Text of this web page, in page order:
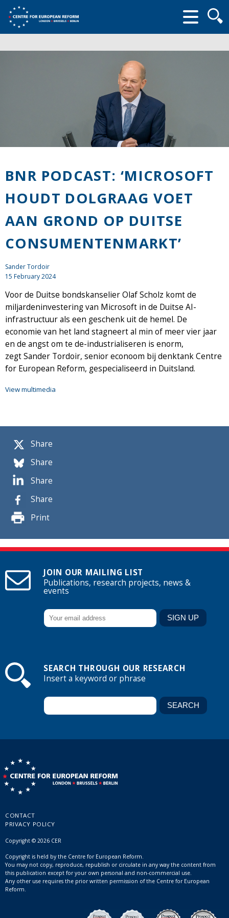
form
Share
Share
Share
Share
Print
BNR PODCAST: ‘MICROSOFT
HOUDT DOLGRAAG VOET
AAN GROND OP DUITSE
CONSUMENTENMARKT’
Sander Tordoir
15 February 2024
Voor de Duitse bondskanselier Olaf Scholz komt de
miljardeninvestering van Microsoft in de Duitse AI-
infrastructuur als een geschenk uit de hemel. De
economie van het land stagneert al min of meer vier jaar
en de angst om te de-industrialiseren is enorm,
zegt Sander Tordoir, senior econoom bij denktank Centre
for European Reform, gespecialiseerd in Duitsland.
View multimedia
JOIN OUR MAILING LIST
Publications, research projects, news &
events
SEARCH THROUGH OUR RESEARCH
Insert a keyword or phrase
CONTACT
PRIVACY POLICY
Copyright © 2026 CER
Copyright is held by the Centre for European Reform.
You may not copy, reproduce, republish or circulate in any way the content from
this publication except for your own personal and non-commercial use.
Any other use requires the prior written permission of the Centre for European
Reform.